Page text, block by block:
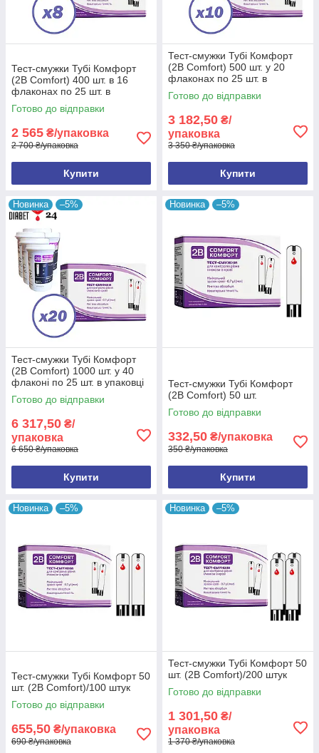
Тест-смужки 2B Comfort 50 шт. (В
роздріб)
Товари в роздріб - такий тип товарів ви можете
придбати будь-яким зручним для вас способом, але
в даному випадку відсутня підтримка "Prom Оплати".
Для більш вигідних покупок ми рекомендуємо вам
ознайомитися з нашим
"Оптовим"і"Акційним"
розділом для відстеження розпродажів та акційних
пропозицій.
Оптові товари - для такого типу товарів є можливість
купівлі через "Prom Оплата". Безкоштовна доставка
у разі замовлення в точку видачі Розетка, а також
при замовленні на суму від 3000 грн.
Дізнатися свій рівень цукру
простіше, ніж може здаватися
Тест-смужки Тубі Комфорт
(2B Comfort) 400 шт. в 16
флаконах по 25 шт. в
упаковці
Готово до відправки
2 565 ₴/упаковка
2 700 ₴/упаковка
Купити
Тест-смужки Тубі Комфорт
(2B Comfort) 500 шт. у 20
флаконах по 25 шт. в
упаковці
Готово до відправки
3 182,50 ₴/
упаковка
3 350 ₴/упаковка
Купити
Новинка –5%
Тест-смужки Тубі Комфорт
(2B Comfort) 1000 шт. у 40
флаконі по 25 шт. в упаковці
Готово до відправки
6 317,50 ₴/
упаковка
6 650 ₴/упаковка
Купити
Новинка –5%
Тест-смужки Тубі Комфорт
(2B Comfort) 50 шт.
Готово до відправки
332,50 ₴/упаковка
350 ₴/упаковка
Купити
Новинка –5%
Тест-смужки Тубі Комфорт 50
шт. (2B Comfort)/100 штук
Готово до відправки
655,50 ₴/упаковка
690 ₴/упаковка
Новинка –5%
Тест-смужки Тубі Комфорт 50
шт. (2B Comfort)/200 штук
Готово до відправки
1 301,50 ₴/
упаковка
1 370 ₴/упаковка